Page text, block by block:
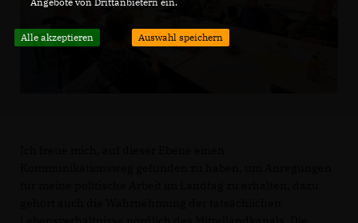
Alle akzeptieren Auswahl speichern